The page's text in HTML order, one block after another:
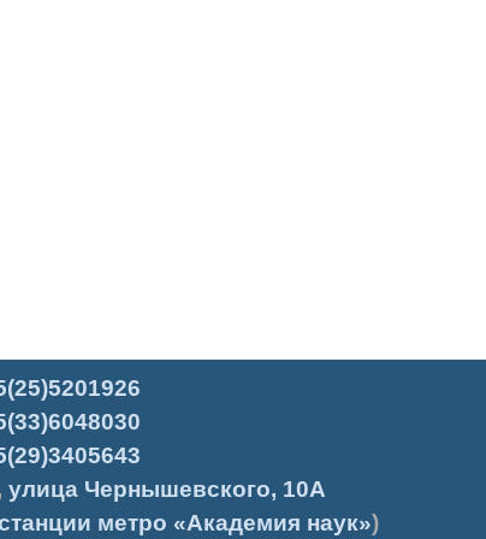
улица Чернышевского, 10А
метро «Академия наук»)